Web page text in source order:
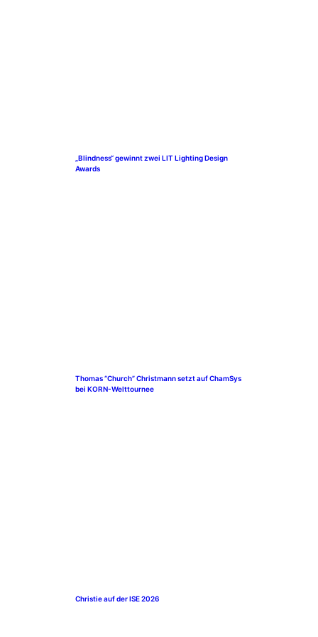
„Blindness“ gewinnt zwei LIT Lighting Design
Awards
Thomas “Church” Christmann setzt auf ChamSys
bei KORN-Welttournee
Christie auf der ISE 2026